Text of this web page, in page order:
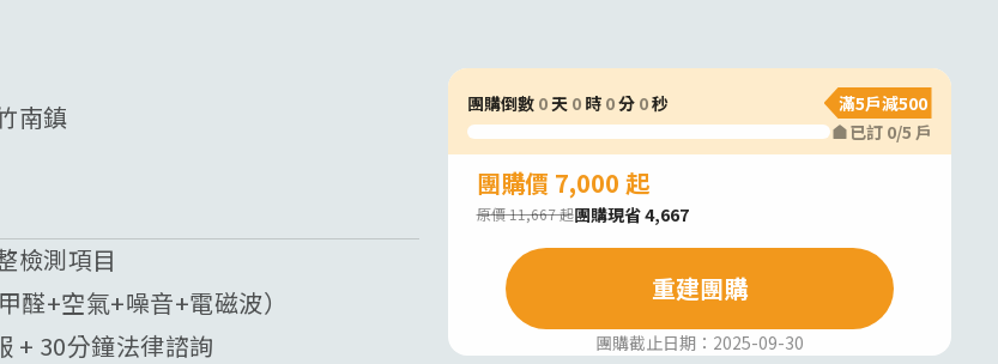
南鎮
檢測項目
醛+空氣+噪音+電磁波）
+ 30分鐘法律諮詢
團購倒數 0天 0時 0分 0秒
滿5戶減500
已訂 0/5 戶
團購價 7,000 起
原價 11,667 起團購現省 4,667
重建團購
團購截止日期： 2025-09-30